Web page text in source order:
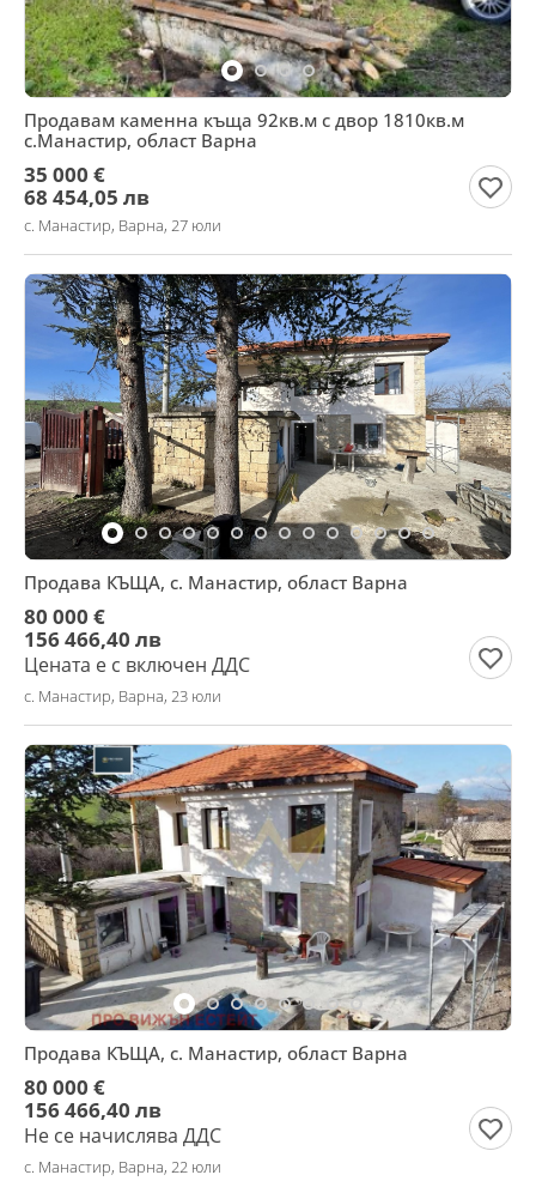
Продавам каменна къща 92кв.м с двор 1810кв.м
с.Манастир, област Варна
35 000 €
68 454,05 лв
с. Манастир, Варна, 27 юли
Продава КЪЩА, с. Манастир, област Варна
80 000 €
156 466,40 лв
Цената е с включен ДДС
с. Манастир, Варна, 23 юли
Продава КЪЩА, с. Манастир, област Варна
80 000 €
156 466,40 лв
Не се начислява ДДС
с. Манастир, Варна, 22 юли